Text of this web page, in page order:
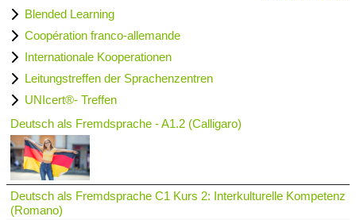
Blended Learning
Coopération franco-allemande
Internationale Kooperationen
Leitungstreffen der Sprachenzentren
UNIcert®- Treffen
Deutsch als Fremdsprache - A1.2 (Calligaro)
Deutsch als Fremdsprache C1 Kurs 2: Interkulturelle Kompetenz
(Romano)